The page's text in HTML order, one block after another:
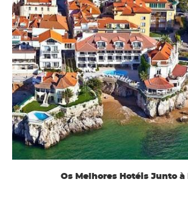
Os Melhores Hotéis Junto à